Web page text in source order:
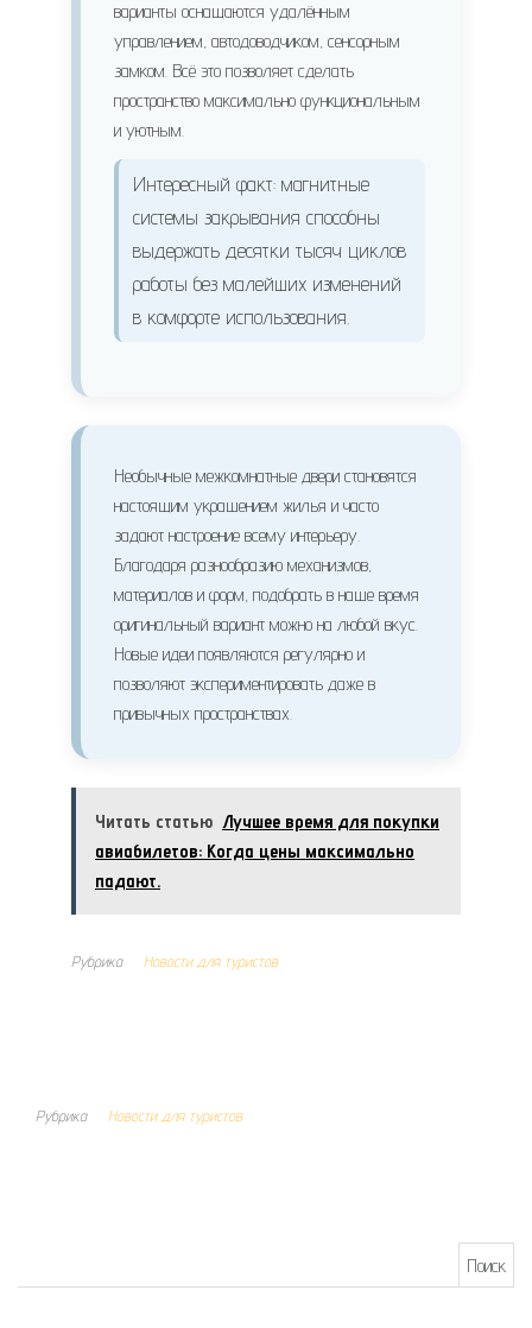
варианты оснащаются удалённым
управлением, автодоводчиком, сенсорным
замком. Всё это позволяет сделать
пространство максимально функциональным
и уютным.
Интересный факт: магнитные
системы закрывания способны
выдержать десятки тысяч циклов
работы без малейших изменений
в комфорте использования.
Необычные межкомнатные двери становятся
настоящим украшением жилья и часто
задают настроение всему интерьеру.
Благодаря разнообразию механизмов,
материалов и форм, подобрать в наше время
оригинальный вариант можно на любой вкус.
Новые идеи появляются регулярно и
позволяют экспериментировать даже в
привычных пространствах.
Читать статью Лучшее время для покупки
авиабилетов: Когда цены максимально
падают.
Рубрика Новости для туристов
Рубрика Новости для туристов